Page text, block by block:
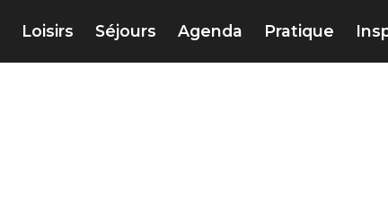
Loisirs Séjours Agenda Pratique